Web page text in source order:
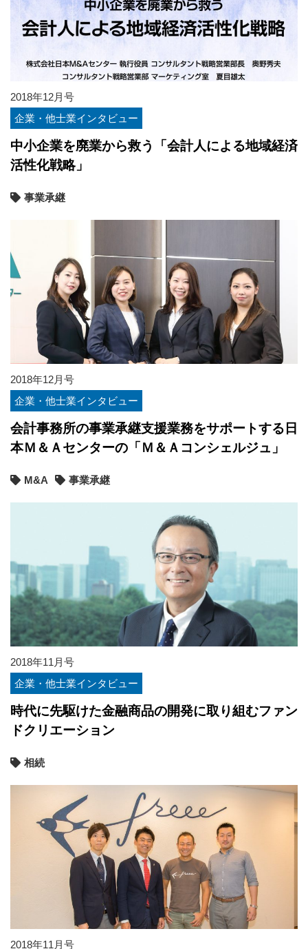
2018年12月号
企業・他士業インタビュー
中小企業を廃業から救う「会計人による地域経済
活性化戦略」
事業承継
2018年12月号
企業・他士業インタビュー
会計事務所の事業承継支援業務をサポートする日
本Ｍ＆Ａセンターの「Ｍ＆Ａコンシェルジュ」
M&A 事業承継
2018年11月号
企業・他士業インタビュー
時代に先駆けた金融商品の開発に取り組むファン
ドクリエーション
相続
2018年11月号